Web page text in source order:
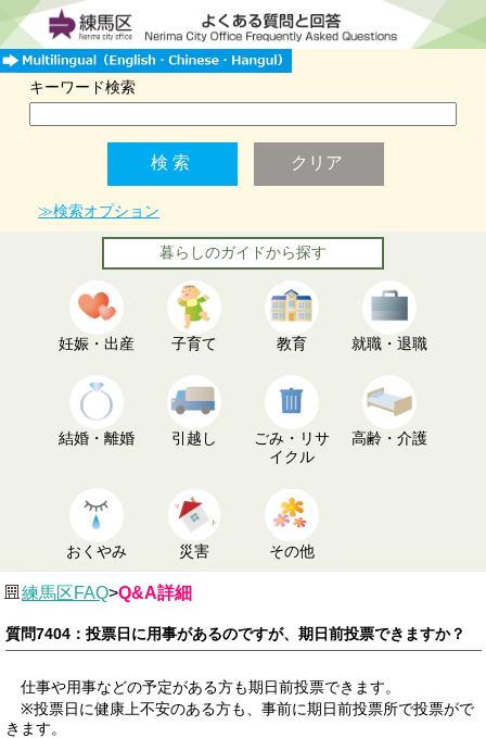
キーワード検索
≫検索オプション
暮らしのガイドから探す
妊娠・出産 子育て 教育 就職・退職
結婚・離婚 引越し
ごみ・リサ
イクル
高齢・介護
おくやみ 災害 その他
練馬区FAQ>Q&A詳細
質問7404：投票日に用事があるのですが、期日前投票できますか？
仕事や用事などの予定がある方も期日前投票できます。
※投票日に健康上不安のある方も、事前に期日前投票所で投票がで
きます。